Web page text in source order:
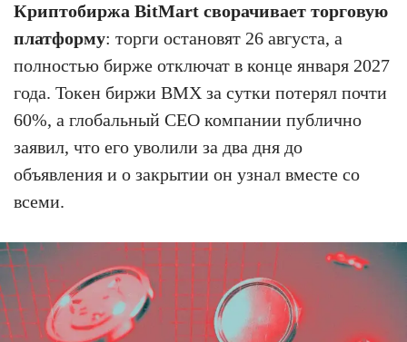
Криптобиржа BitMart сворачивает торговую
платформу: торги остановят 26 августа, а
полностью бирже отключат в конце января 2027
года. Токен биржи BMX за сутки потерял почти
60%, а глобальный CEO компании публично
заявил, что его уволили за два дня до
объявления и о закрытии он узнал вместе со
всеми.